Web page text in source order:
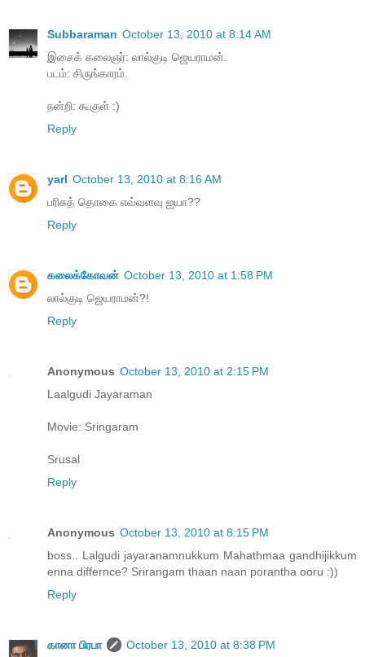
Subbaraman October 13, 2010 at 8:14 AM
இசைக் கலைஞர்: லால்குடி ஜெயராமன்.
படம்: சிருங்காரம்.
நன்றி: கூகுள் :)
Reply
yarl October 13, 2010 at 8:16 AM
பரிசுத் தொகை எவ்வளவு ஐயா??
Reply
கலைக்கோவன் October 13, 2010 at 1:58 PM
லால்குடி ஜெயராமன்?!
Reply
Anonymous October 13, 2010 at 2:15 PM
Laalgudi Jayaraman
Movie: Sringaram
Srusal
Reply
Anonymous October 13, 2010 at 8:15 PM
boss.. Lalgudi jayaranamnukkum Mahathmaa gandhijikkum
enna differnce? Srirangam thaan naan porantha ooru :))
Reply
கானா பிரபா
October 13, 2010 at 8:38 PM